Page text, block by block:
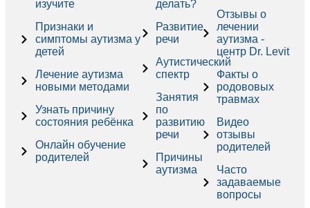
изучите
Признаки и
симптомы аутизма у
детей
Лечение аутизма
новыми методами
Узнать причину
состояния ребёнка
Онлайн обучение
родителей
делать?
Развитие
речи
Аутистический
спектр
Занятия
по
развитию
речи
Причины
аутизма
Отзывы о
лечении
аутизма -
центр Dr. Levit
Факты о
родововых
травмах
Видео
отзывы
родителей
Часто
задаваемые
вопросы